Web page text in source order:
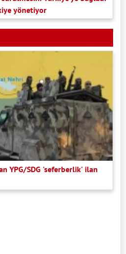
yönetiyor
YPG/SDG 'seferberlik' ilan